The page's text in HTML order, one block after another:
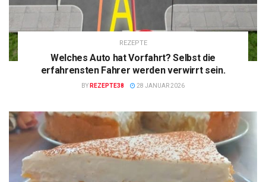
REZEPTE
Welches Auto hat Vorfahrt? Selbst die
erfahrensten Fahrer werden verwirrt sein.
BY REZEPTE38 28 JANUAR 2026